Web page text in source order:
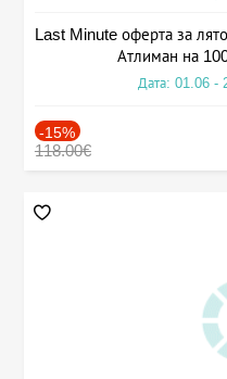
Last Minute оферта за
Атлиман на
Дата: 01.06 -
-15%
118.00€